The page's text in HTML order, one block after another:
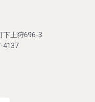
下土狩696-3
4137